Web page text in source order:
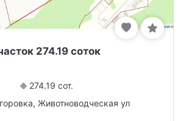
274.19 соток
274.19 сот.
Животноводческая ул